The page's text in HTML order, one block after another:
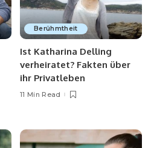
Berühmtheit
Ist Katharina Delling
verheiratet? Fakten über
ihr Privatleben
11 Min Read